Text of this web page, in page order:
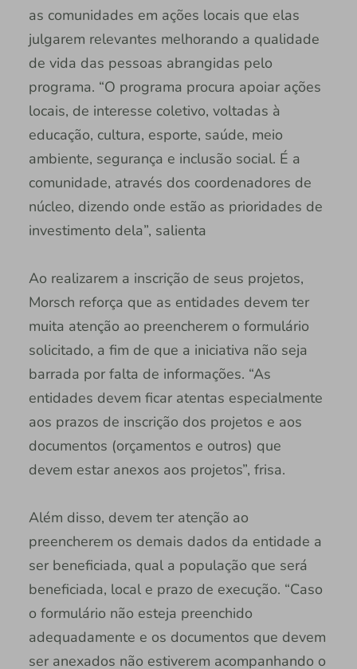
as comunidades em ações locais que elas
julgarem relevantes melhorando a qualidade
de vida das pessoas abrangidas pelo
programa. “O programa procura apoiar ações
locais, de interesse coletivo, voltadas à
educação, cultura, esporte, saúde, meio
ambiente, segurança e inclusão social. É a
comunidade, através dos coordenadores de
núcleo, dizendo onde estão as prioridades de
investimento dela”, salienta
Ao realizarem a inscrição de seus projetos,
Morsch reforça que as entidades devem ter
muita atenção ao preencherem o formulário
solicitado, a fim de que a iniciativa não seja
barrada por falta de informações. “As
entidades devem ficar atentas especialmente
aos prazos de inscrição dos projetos e aos
documentos (orçamentos e outros) que
devem estar anexos aos projetos”, frisa.
Além disso, devem ter atenção ao
preencherem os demais dados da entidade a
ser beneficiada, qual a população que será
beneficiada, local e prazo de execução. “Caso
o formulário não esteja preenchido
adequadamente e os documentos que devem
ser anexados não estiverem acompanhando o